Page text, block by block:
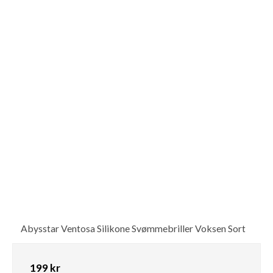
Abysstar Ventosa Silikone Svømmebriller Voksen Sort
199 kr